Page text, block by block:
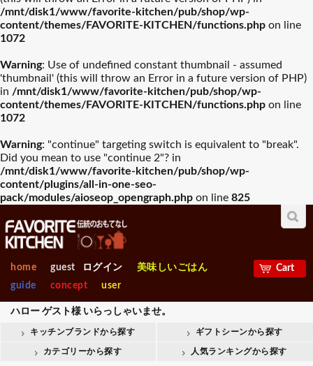
/mnt/disk1/www/favorite-kitchen/pub/shop/wp-
content/themes/FAVORITE-KITCHEN/functions.php on line
1072
Warning: Use of undefined constant thumbnail - assumed
'thumbnail' (this will throw an Error in a future version of PHP)
in /mnt/disk1/www/favorite-kitchen/pub/shop/wp-
content/themes/FAVORITE-KITCHEN/functions.php on line
1072
Warning: "continue" targeting switch is equivalent to "break".
Did you mean to use "continue 2"? in
/mnt/disk1/www/favorite-kitchen/pub/shop/wp-
content/plugins/all-in-one-seo-
pack/modules/aioseop_opengraph.php on line 825
home guest ログイン
美味しいごはん
guide
concept user
ハロー ゲスト様いらっしゃいませ。
Cart
キッチンブランドから探す ギフトシーンから探す
カテゴリーから探す 人気ランキングから探す